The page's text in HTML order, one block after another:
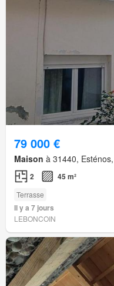
79 000 €
Maison à 31440,
2 45 m²
Terrasse
Il y a 7 jours
LEBONCOIN